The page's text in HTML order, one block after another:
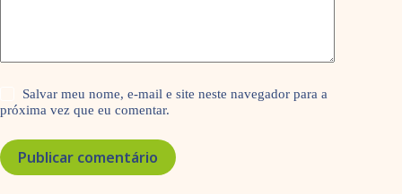
Salvar meu nome, e-mail e site neste navegador para a
próxima vez que eu comentar.
Publicar comentário